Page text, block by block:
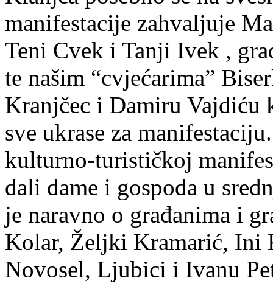
manifestacije zahvaljuje
Teni Cvek i Tanji Ivek ,
te našim “cvjećarima”
Kranjčec i Damiru Vajdiću
sve ukrase za
kulturno-turističkoj
dali dame i gospoda u
je naravno o građanima i
Kolar, Željki Kramarić, Ini
Novosel, Ljubici i Ivanu